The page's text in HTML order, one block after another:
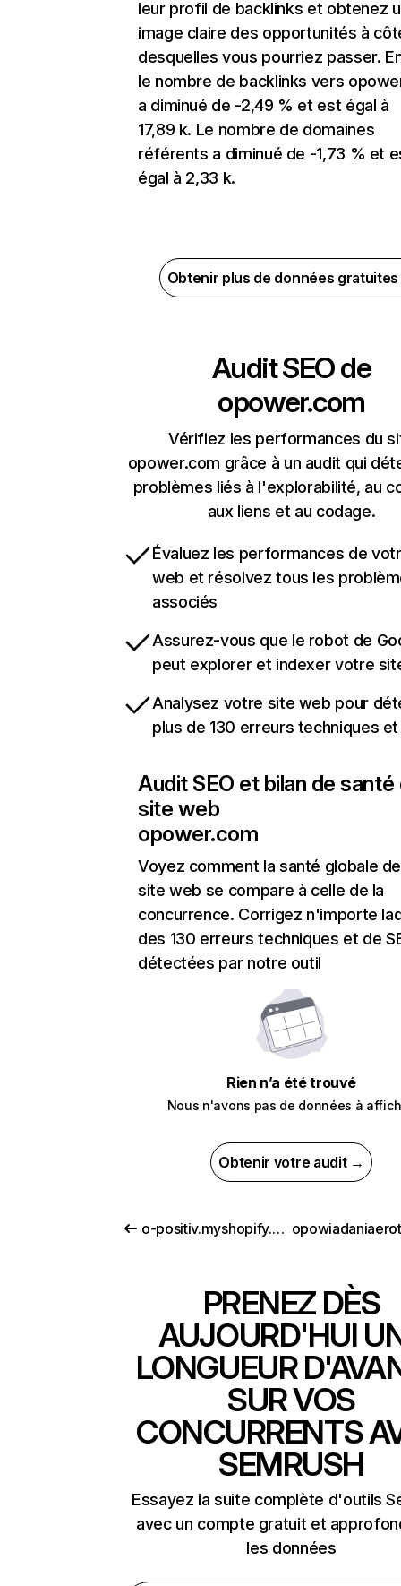
leur profil de backlinks et obtenez
image claire des opportunités à
desquelles vous pourriez passer.
le nombre de backlinks vers
a diminué de -2,49 % et est égal à
17,89 k. Le nombre de domaines
référents a diminué de -1,73 % et
égal à 2,33 k.
Obtenir plus de données
Audit SEO de
opower.com
Vérifiez les performances du
opower.com grâce à un audit qui
problèmes liés à l'explorabilité, au
aux liens et au codage.
Évaluez les performances de
web et résolvez tous les
associés
Assurez-vous que le robot de
peut explorer et indexer votre
Analysez votre site web pour
plus de 130 erreurs techniques et
Audit SEO et bilan de santé
site web
opower.com
Voyez comment la santé globale
site web se compare à celle de la
concurrence. Corrigez n'importe
des 130 erreurs techniques et de
détectées par notre outil
Rien n’a été trouvé
Nous n'avons pas de données à
Obtenir votre audit →
o-positiv.myshopify.com
PRENEZ DÈS
AUJOURD'HUI
LONGUEUR
SUR VOS
CONCURRENTS
SEMRUSH
Essayez la suite complète d'outils
avec un compte gratuit et
les données